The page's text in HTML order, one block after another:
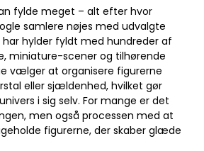
fylde meget – alt efter hvor
samlere nøjes med udvalgte
hylder fyldt med hundreder af
miniature-scener og tilhørende
vælger at organisere figurerne
eller sjældenhed, hvilket gør
i sig selv. For mange er det
men også processen med at
figurerne, der skaber glæde